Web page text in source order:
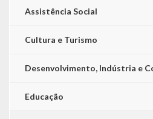
Assistência Social
Cultura e Turismo
Desenvolvimento, Indústria e
Educação